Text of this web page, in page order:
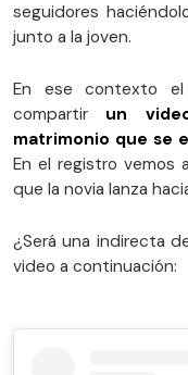
seguidores
junto a la joven.
En ese contexto el
compartir un
matrimonio que se
En el registro vemos
que la novia lanza
¿Será una indirecta
video a continuación: